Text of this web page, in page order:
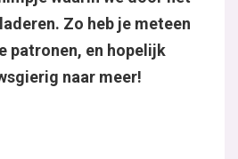
Zo heb je meteen
patronen, en hopelijk
naar meer!